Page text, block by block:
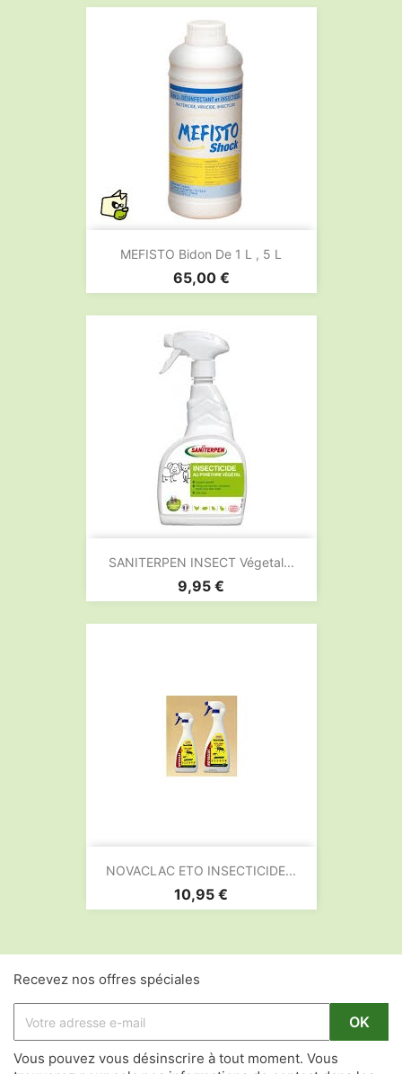
MEFISTO Bidon De 1 L , 5 L
Prix
65,00 €
SANITERPEN INSECT Végetal...
Prix
9,95 €
NOVACLAC ETO INSECTICIDE...
Prix
10,95 €
Recevez nos offres spéciales
Vous pouvez vous désinscrire à tout moment. Vous